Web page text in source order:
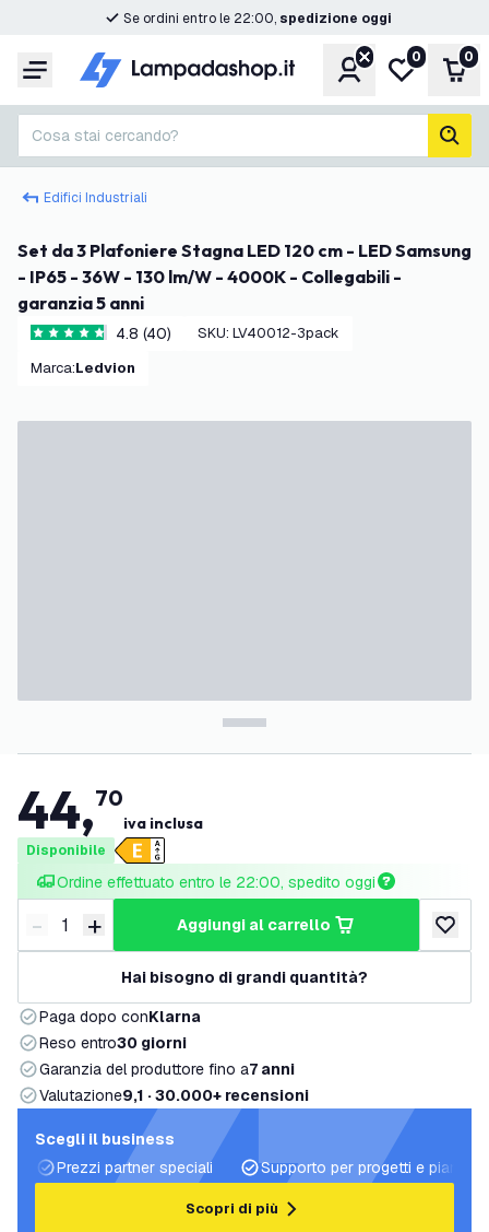
Se ordini entro le 22:00, spedizione oggi
Menu Account
Lista
0 0
Cosa stai cercando?
Edifici Industriali
Set da 3 Plafoniere Stagna LED 120 cm - LED Samsung
- IP65 - 36W - 130 lm/W - 4000K - Collegabili -
garanzia 5 anni
4.8 stelle di valutazione
4.8 (40) SKU: LV40012-3pack
Marca: Ledvion
44,70
iva inclusa
Disponibile
Ordine effettuato entro le 22:00, spedito oggi
Riduci quantità
- Aumenta quantità
+ aggiungi al carrello
Hai bisogno di grandi quantità?
Paga dopo conKlarna
Reso entro30 giorni
Garanzia del produttore fino a7 anni
Valutazione9,1 · 30.000+ recensioni
Scegli il business
Prezzi partner speciali
Supporto per progetti e piani di
Scopri di più